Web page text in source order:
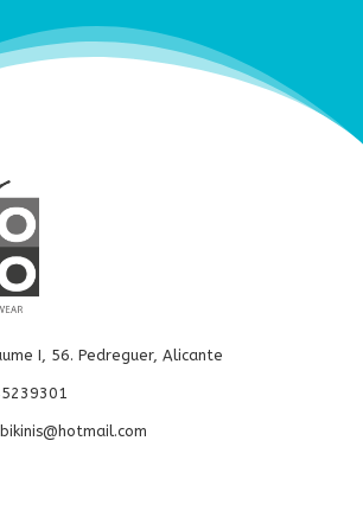
I, 56. Pedreguer, Alicante